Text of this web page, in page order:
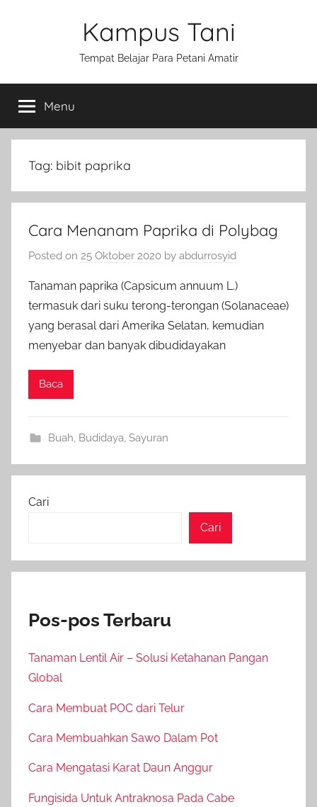
Kampus Tani
Tempat Belajar Para Petani Amatir
Menu
Tag: bibit paprika
Cara Menanam Paprika di Polybag
Posted on 25 Oktober 2020 by abdurrosyid
Tanaman paprika (Capsicum annuum L.)
termasuk dari suku terong-terongan (Solanaceae)
yang berasal dari Amerika Selatan, kemudian
menyebar dan banyak dibudidayakan
Baca
Buah Budidaya Sayuran
Cari
Cari
Pos-pos Terbaru
Tanaman Lentil Air – Solusi Ketahanan Pangan
Global
Cara Membuat POC dari Telur
Cara Membuahkan Sawo Dalam Pot
Cara Mengatasi Karat Daun Anggur
Fungisida Untuk Antraknosa Pada Cabe